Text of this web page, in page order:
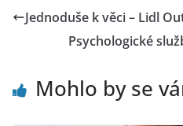
Jednoduše k věci – Lidl
Psychologické
Mohlo by se